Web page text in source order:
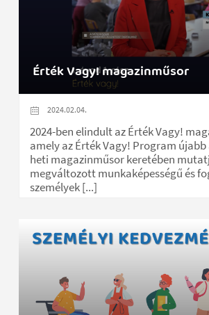
Érték Vagy! magazinműsor
2024.02.04.
2024-ben elindult az Érték Vagy!
amely az Érték Vagy! Program
heti magazinműsor keretében
megváltozott munkaképességű és
személyek [...]